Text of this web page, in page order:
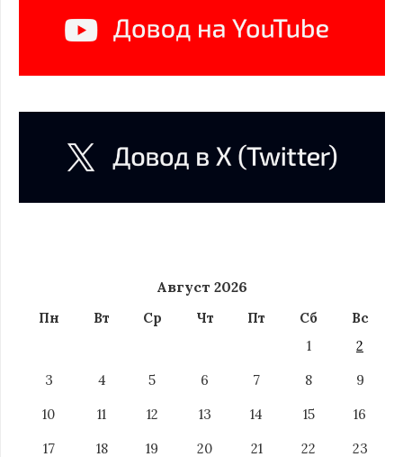
Август 2026
Пн Вт Ср Чт Пт Сб
Вс
1
2
3
4 5 6 7 8
9
10
11 12 13 14 15
16
17
18 19 20 21 22
23